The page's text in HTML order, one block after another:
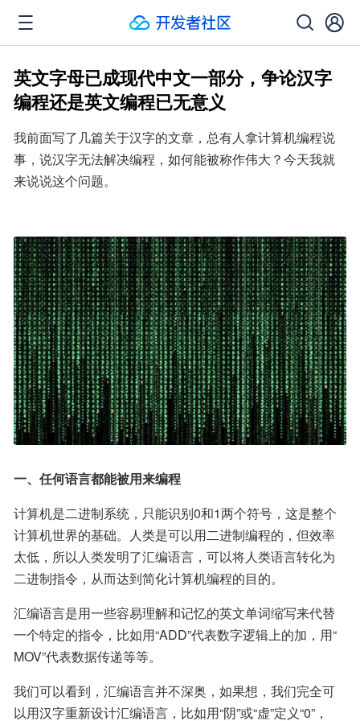
英文字母已成现代中文一部分，争论汉字
编程还是英文编程已无意义
我前面写了几篇关于汉字的文章，总有人拿计算机编程说
事，说汉字无法解决编程，如何能被称作伟大？今天我就
来说说这个问题。
一、任何语言都能被用来编程
计算机是二进制系统，只能识别0和1两个符号，这是整个
计算机世界的基础。人类是可以用二进制编程的，但效率
太低，所以人类发明了汇编语言，可以将人类语言转化为
二进制指令，从而达到简化计算机编程的目的。
汇编语言是用一些容易理解和记忆的英文单词缩写来代替
一个特定的指令，比如用“ADD”代表数字逻辑上的加，用“
MOV”代表数据传递等等。
我们可以看到，汇编语言并不深奥，如果想，我们完全可
以用汉字重新设计汇编语言，比如用“阴”或“虚”定义“0”，